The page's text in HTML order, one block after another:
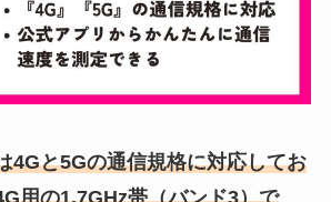
4Gと5Gの通信規格に対応してお
用の1.7GHz帯（バンド3）で